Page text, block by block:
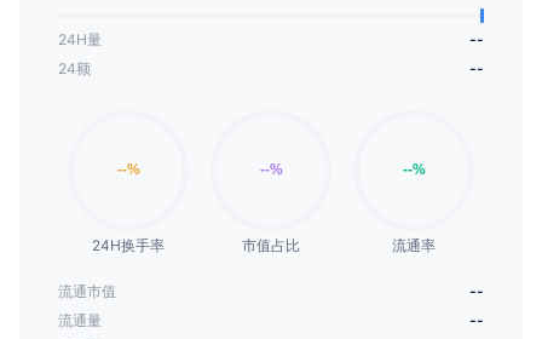
24H量
--
24额
--
24H换手率 市值占比 流通率
流通市值
--
流通量
--